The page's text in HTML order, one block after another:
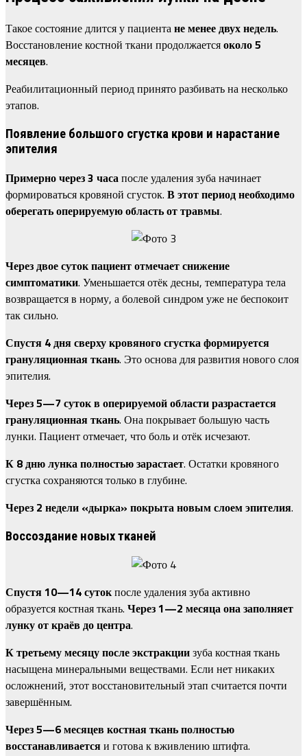
Такое состояние длится у пациентане менее двух недель.
Восстановление костной ткани продолжаетсяоколо 5
месяцев.
Реабилитационный период принято разбивать на несколько
этапов.
Появление большого сгустка крови и нарастание
эпителия
Примерно через 3 часапосле удаления зуба начинает
формироваться кровяной сгусток. В этот период необходимо
оберегать оперируемую область от травмы.
Через двое суток пациент отмечает снижение
симптоматики. Уменьшается отёк десны, температура тела
возвращается в норму, а болевой синдром уже не беспокоит
так сильно.
Спустя 4 дня сверху кровяного сгустка формируется
грануляционная ткань. Это основа для развития нового слоя
эпителия.
Через 5—7 суток в оперируемой области разрастается
грануляционная ткань. Она покрывает большую часть
лунки. Пациент отмечает, что боль и отёк исчезают.
К 8 дню лунка полностью зарастает. Остатки кровяного
сгустка сохраняются только в глубине.
Через 2 недели «дырка» покрыта новым слоем эпителия.
Воссоздание новых тканей
Спустя 10—14 сутокпосле удаления зуба активно
образуется костная ткань. Через 1—2 месяца она заполняет
лунку от краёв до центра.
К третьему месяцу после экстракциизуба костная ткань
насыщена минеральными веществами. Если нет никаких
осложнений, этот восстановительный этап считается почти
завершённым.
Через 5—6 месяцев костная ткань полностью
восстанавливаетсяи готова к вживлению штифта.